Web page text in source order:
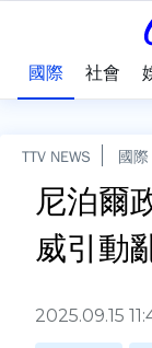
國際 社會
TTV NEWS 國際
尼泊爾
威引動
2025.09.15